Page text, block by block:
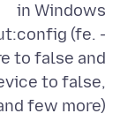
(fe.
to false and
to false,